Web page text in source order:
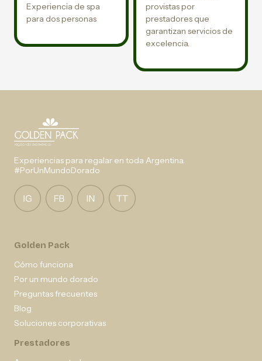
Experiencia de spa
para dos personas
provistas por
prestadores que
garantizan servicios de
excelencia.
Experiencias para regalar en toda Argentina.
#PorUnMundoDorado
Golden Pack
Cómo funciona
Por un mundo dorado
Preguntas frecuentes
Blog
Soluciones corporativas
Prestadores